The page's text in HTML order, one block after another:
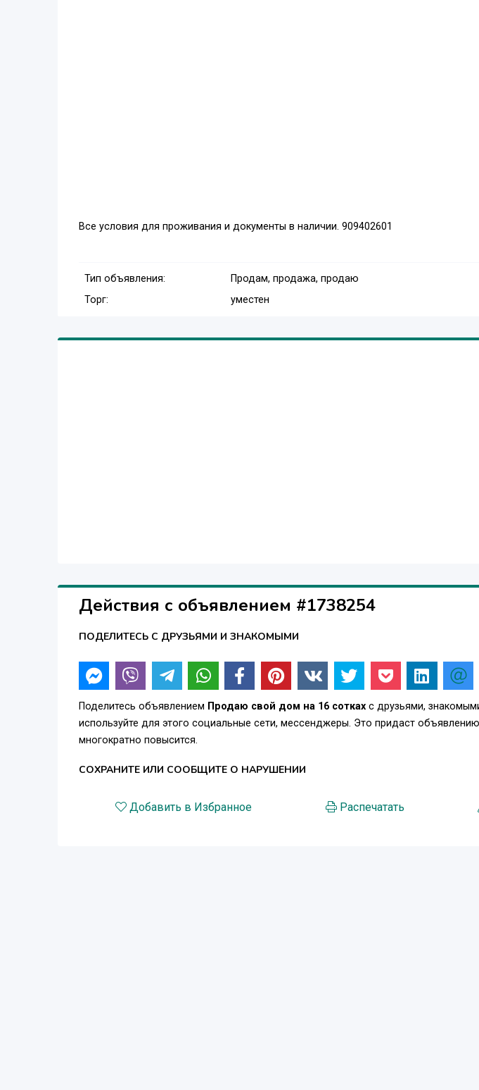
Все условия для проживания и документы в наличии. 909402601
Тип объявления:
Продам, продажа, продаю
Торг:
уместен
Действия с объявлением #1738254
ПОДЕЛИТЕСЬ С ДРУЗЬЯМИ И ЗНАКОМЫМИ
Поделитесь объявлением Продаю свой дом на 16 сотках с друзьями,
используйте для этого социальные сети, мессенджеры. Это придаст
многократно повысится.
СОХРАНИТЕ ИЛИ СООБЩИТЕ О НАРУШЕНИИ
Добавить в Избранное Распечатать